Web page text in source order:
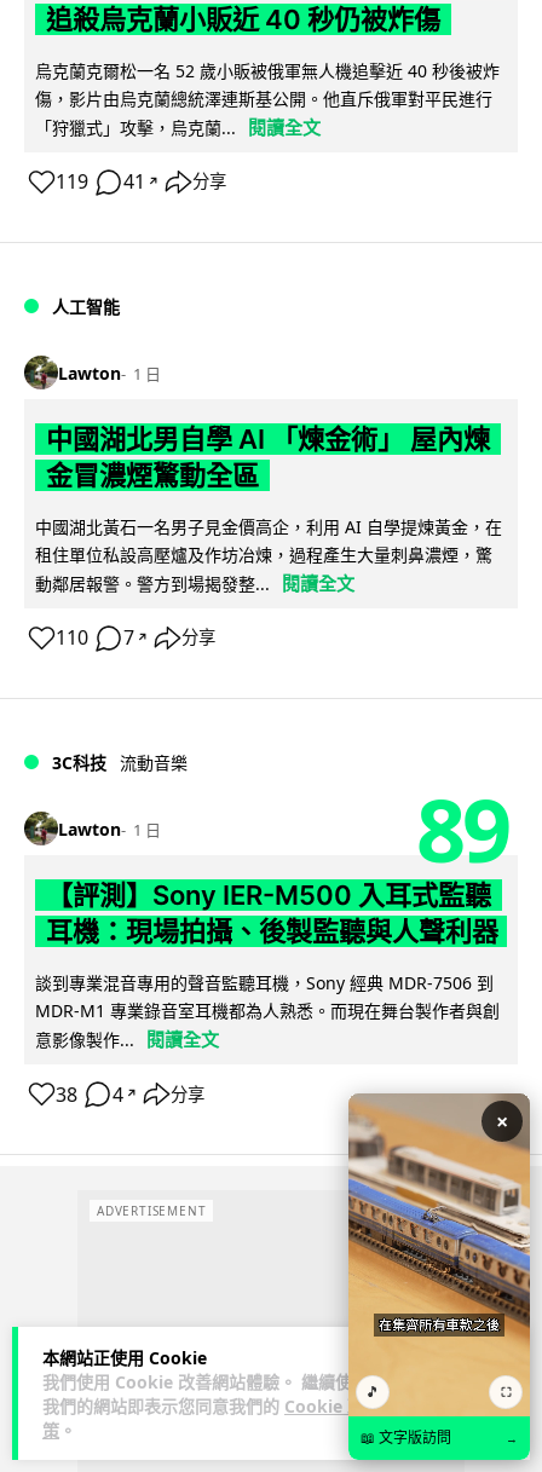
本網站正使用 Cookie
我們使用 Cookie 改善網站體驗。 繼續使用
我們的網站即表示您同意我們的 Cookie 政
策 。
追殺烏克蘭小販近 40 秒仍被炸傷
烏克蘭克爾松一名 52 歲小販被俄軍無人機追擊近 40 秒後被炸
傷，影片由烏克蘭總統澤連斯基公開。他直斥俄軍對平民進行
「狩獵式」攻擊，烏克蘭...
閱讀全文
119 41 ↗ 分享
人工智能
Lawton 1 日
中國湖北男自學 AI 「煉金術」 屋內煉
金冒濃煙驚動全區
中國湖北黃石一名男子見金價高企，利用 AI 自學提煉黃金，在
租住單位私設高壓爐及作坊冶煉，過程產生大量刺鼻濃煙，驚
動鄰居報警。警方到場揭發整...
閱讀全文
110 7 ↗ 分享
3C科技 流動音樂
Lawton 1 日 89
【評測】Sony IER-M500 入耳式監聽
耳機：現場拍攝、後製監聽與人聲利器
談到專業混音專用的聲音監聽耳機，Sony 經典 MDR-7506 到
MDR-M1 專業錄音室耳機都為人熟悉。而現在舞台製作者與創
意影像製作...
閱讀全文
38 4 ↗ 分享
ADVERTISEMENT
×
🎵 ⛶
📖 文字版訪問 →